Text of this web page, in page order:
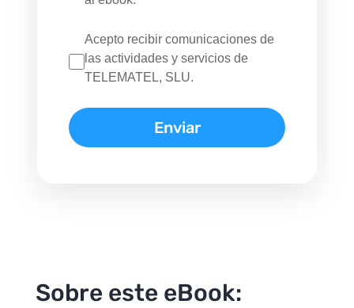
Acepto recibir comunicaciones de
las actividades y servicios de
TELEMATEL, SLU.
Sobre este eBook: